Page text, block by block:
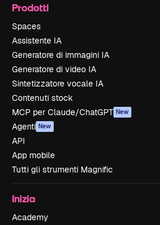
Prodotti
Spaces
Assistente IA
Generatore di immagini IA
Generatore di video IA
Sintetizzatore vocale IA
Contenuti stock
MCP per Claude/ChatGPT New
Agenti New
API
App mobile
Tutti gli strumenti Magnific
Inizia
Academy